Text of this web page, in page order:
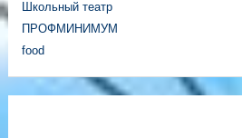
Школьный театр
ПРОФМИНИМУМ
food